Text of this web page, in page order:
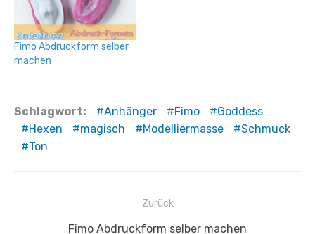
Fimo Abdruckform selber
machen
Schlagwort: Anhänger Fimo
Goddess
Hexen
magisch Modelliermasse
Schmuck
Ton
Beitragsnavigation
Zurück
Vorheriger
Fimo Abdruckform selber machen